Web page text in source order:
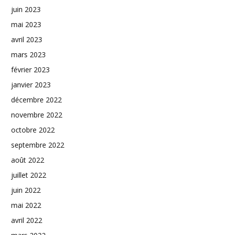
juin 2023
mai 2023
avril 2023
mars 2023
février 2023
janvier 2023
décembre 2022
novembre 2022
octobre 2022
septembre 2022
août 2022
juillet 2022
juin 2022
mai 2022
avril 2022